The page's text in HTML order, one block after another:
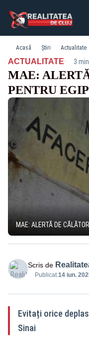
Acasă Știri Actualitate
ACTUALITATE· 3
MAE:
PENTRU
MAE: ALERTĂ DE
Scris de
Publicat:14 iun.
Evitați orice
Sinai